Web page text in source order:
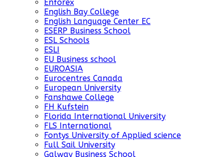
Enforex
English Bay College
English Language Center EC
ESERP Business School
ESL Schools
ESLI
EU Business school
EUROASIA
Eurocentres Canada
European University
Fanshawe College
FH Kufstein
Florida International University
FLS International
Fontys University of Applied science
Full Sail University
Galway Business School